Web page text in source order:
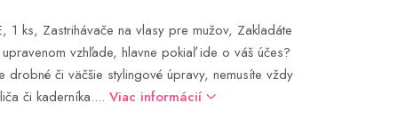
1 ks, Zastrihávače na vlasy pre mužov, Zakladáte
vzhľade, hlavne pokiaľ ide o váš účes?
drobné či väčšie stylingové úpravy, nemusíte vždy
či kaderníka.... Viac informácií